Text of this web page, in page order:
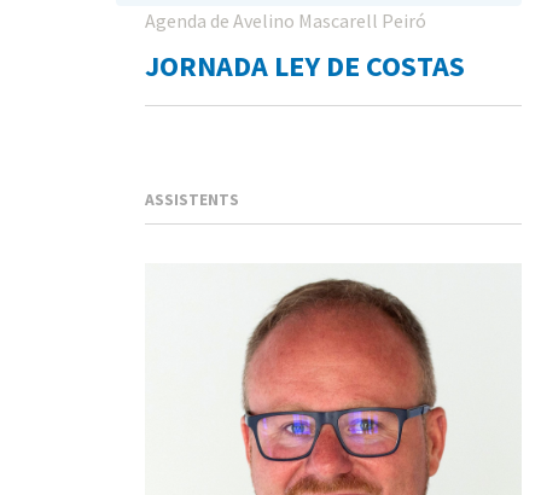
Agenda de Avelino Mascarell Peiró
JORNADA LEY DE COSTAS
ASSISTENTS